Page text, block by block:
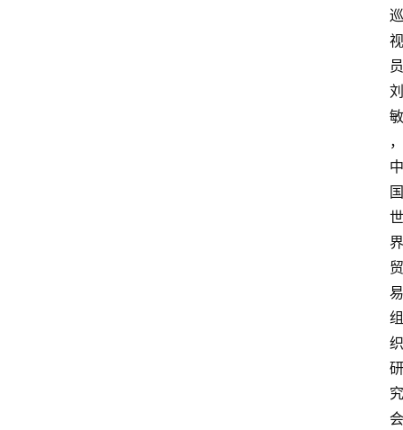
巡
视
员
刘
敏
，
中
国
世
界
贸
易
组
织
研
究
会